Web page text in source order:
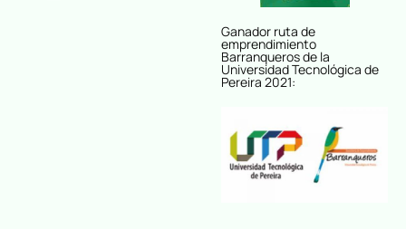
Ganador ruta de
emprendimiento
Barranqueros de la
Universidad Tecnológica de
Pereira 2021: